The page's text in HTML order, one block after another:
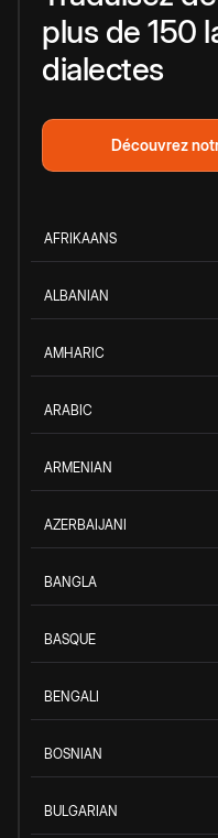
plus de 150
dialectes
Découvrez
AFRIKAANS
ALBANIAN
AMHARIC
ARABIC
ARMENIAN
AZERBAIJANI
BANGLA
BASQUE
BENGALI
BOSNIAN
BULGARIAN